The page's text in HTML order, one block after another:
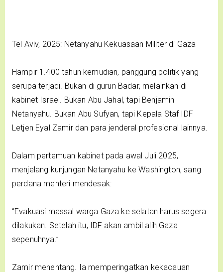
Tel Aviv, 2025: Netanyahu Kekuasaan Militer di Gaza
Hampir 1.400 tahun kemudian, panggung politik yang
serupa terjadi. Bukan di gurun Badar, melainkan di
kabinet Israel. Bukan Abu Jahal, tapi Benjamin
Netanyahu. Bukan Abu Sufyan, tapi Kepala Staf IDF
Letjen Eyal Zamir dan para jenderal profesional lainnya.
Dalam pertemuan kabinet pada awal Juli 2025,
menjelang kunjungan Netanyahu ke Washington, sang
perdana menteri mendesak:
“Evakuasi massal warga Gaza ke selatan harus segera
dilakukan. Setelah itu, IDF akan ambil alih Gaza
sepenuhnya.”
Zamir menentang. Ia memperingatkan kekacauan